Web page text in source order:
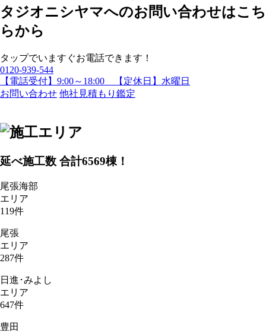
タップでいますぐお電話できます！
0120-939-544
【電話受付】9:00～18:00 【定休日】水曜日
お問い合わせ 他社見積もり鑑定
延べ施工数 合計6569棟！
尾張海部
エリア
119件
尾張
エリア
287件
日進･みよし
エリア
647件
豊田